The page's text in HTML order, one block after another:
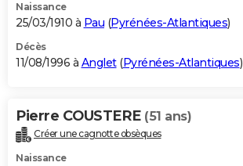
Naissance
25/03/1910 à Pau (Pyrénées-Atlantiques)
Décès
11/08/1996 à Anglet(Pyrénées-Atlantiques)
Pierre COUSTERE (51 ans)
Créer une cagnotte obsèques
Naissance